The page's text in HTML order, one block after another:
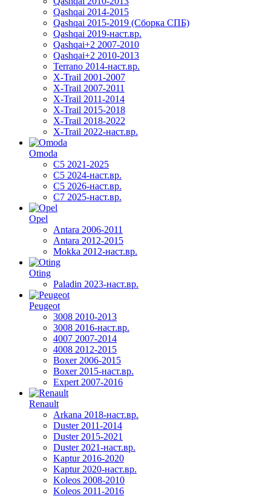
Qashqai 2014-2015
Qashqai 2015-2019 (Сборка СПБ)
Qashqai 2019-наст.вр.
Qashqai+2 2007-2010
Qashqai+2 2010-2013
Terrano 2014-наст.вр.
X-Trail 2001-2007
X-Trail 2007-2011
X-Trail 2011-2014
X-Trail 2015-2018
X-Trail 2018-2022
X-Trail 2022-наст.вр.
Omoda
C5 2021-2025
C5 2024-наст.вр.
C5 2026-наст.вр.
C7 2025-наст.вр.
Opel
Antara 2006-2011
Antara 2012-2015
Mokka 2012-наст.вр.
Oting
Paladin 2023-наст.вр.
Peugeot
3008 2010-2013
3008 2016-наст.вр.
4007 2007-2014
4008 2012-2015
Boxer 2006-2015
Boxer 2015-наст.вр.
Expert 2007-2016
Renault
Arkana 2018-наст.вр.
Duster 2011-2014
Duster 2015-2021
Duster 2021-наст.вр.
Kaptur 2016-2020
Kaptur 2020-наст.вр.
Koleos 2008-2010
Koleos 2011-2016